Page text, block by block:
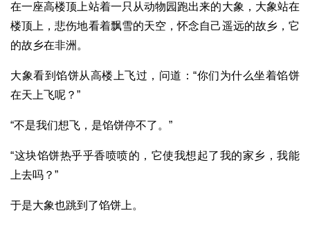
在一座高楼顶上站着一只从动物园跑出来的大象，大象站在
楼顶上，悲伤地看着飘雪的天空，怀念自己遥远的故乡，它
的故乡在非洲。
大象看到馅饼从高楼上飞过，问道：“你们为什么坐着馅饼
在天上飞呢？”
“不是我们想飞，是馅饼停不了。”
“这块馅饼热乎乎香喷喷的，它使我想起了我的家乡，我能
上去吗？”
于是大象也跳到了馅饼上。